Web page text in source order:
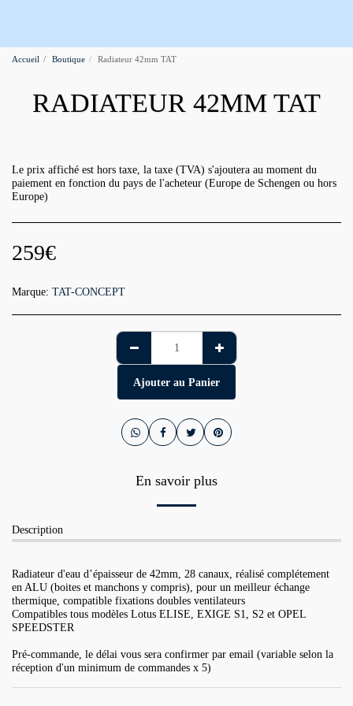
Accueil Boutique Radiateur 42mm TAT
RADIATEUR 42MM TAT
Le prix affiché est hors taxe, la taxe (TVA) s'ajoutera au moment du
paiement en fonction du pays de l'acheteur (Europe de Schengen ou hors
Europe)
259€
Marque: TAT-CONCEPT
Ajouter au Panier
En savoir plus
Description
Radiateur d'eau d’épaisseur de 42mm, 28 canaux, réalisé complétement
en ALU (boites et manchons y compris), pour un meilleur échange
thermique, compatible fixations doubles ventilateurs
Compatibles tous modèles Lotus ELISE, EXIGE S1, S2 et OPEL
SPEEDSTER
Pré-commande, le délai vous sera confirmer par email (variable selon la
réception d'un minimum de commandes x 5)